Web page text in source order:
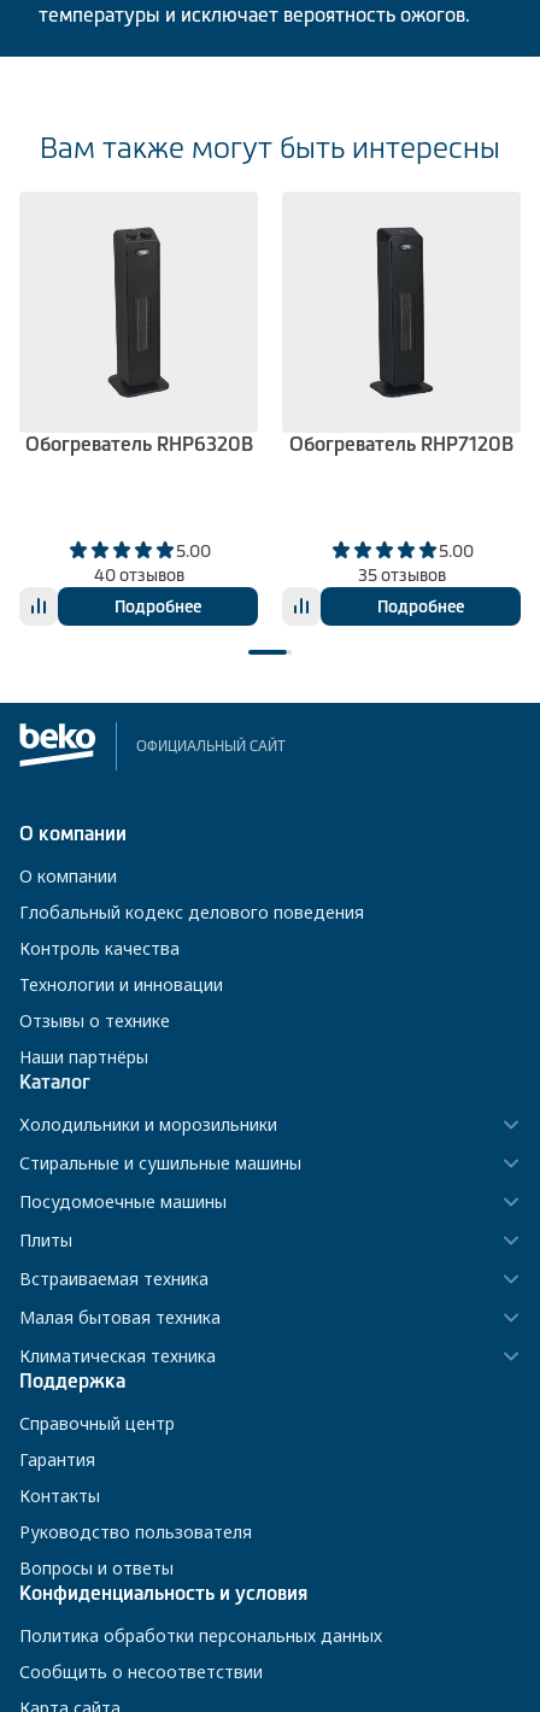
температуры и исключает вероятность ожогов.
Вам также могут быть интересны
Обогреватель RHP6320B
5.00
40 отзывов
Подробнее
Обогреватель RHP7120B
5.00
35 отзывов
Подробнее
ОФИЦИАЛЬНЫЙ САЙТ
О компании
О компании
Глобальный кодекс делового поведения
Контроль качества
Технологии и инновации
Отзывы о технике
Наши партнёры
Каталог
Холодильники и морозильники
Стиральные и сушильные машины
Посудомоечные машины
Плиты
Встраиваемая техника
Малая бытовая техника
Климатическая техника
Поддержка
Справочный центр
Гарантия
Контакты
Руководство пользователя
Вопросы и ответы
Конфиденциальность и условия
Политика обработки персональных данных
Сообщить о несоответствии